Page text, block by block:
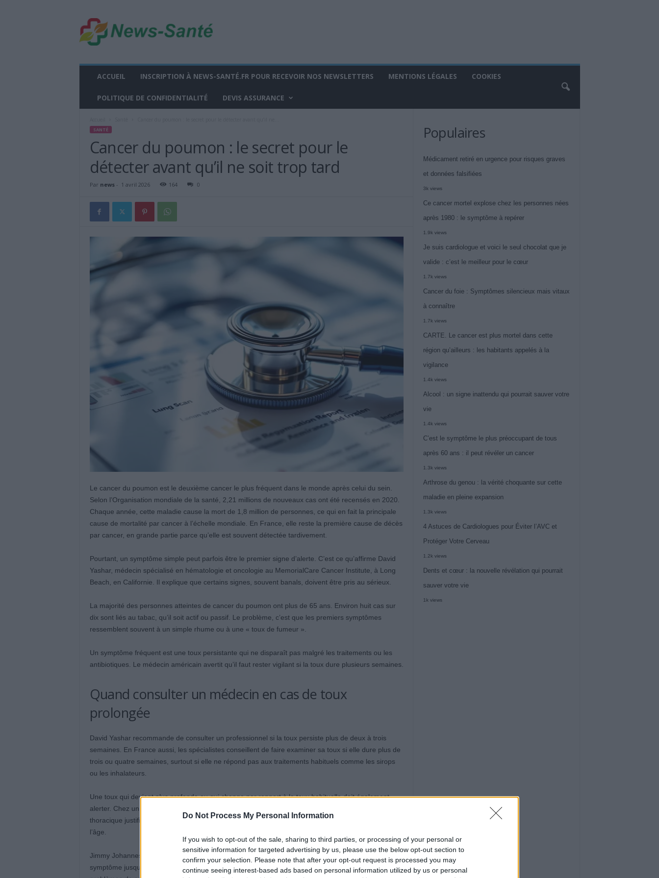
Do Not Process My Personal Information
If you wish to opt-out of the sale, sharing to third parties, or processing of your personal or
sensitive information for targeted advertising by us, please use the below opt-out section to
confirm your selection. Please note that after your opt-out request is processed you may
continue seeing interest-based ads based on personal information utilized by us or personal
w
s
ACCUEIL INSCRIPTION À NEWS-SANTÉ.FR POUR RECEVOIR NOS NEWSLETTERS MENTIONS LÉGALES COOKIES
POLITIQUE DE CONFIDENTIALITÉ DEVIS ASSURANCE
SANTÉ
Cancer du poumon : le secret pour le
détecter avant qu’il ne soit trop tard
Par news- 1 avril 2026 164 0
Le cancer du poumon est le deuxième cancer le plus fréquent dans le monde après celui du sein.
Selon l’Organisation mondiale de la santé, 2,21 millions de nouveaux cas ont été recensés en 2020.
Chaque année, cette maladie cause la mort de 1,8 million de personnes, ce qui en fait la principale
cause de mortalité par cancer à l’échelle mondiale. En France, elle reste la première cause de décès
par cancer, en grande partie parce qu’elle est souvent détectée tardivement.
Pourtant, un symptôme simple peut parfois être le premier signe d’alerte. C’est ce qu’affirme David
Yashar, médecin spécialisé en hématologie et oncologie au MemorialCare Cancer Institute, à Long
Beach, en Californie. Il explique que certains signes, souvent banals, doivent être pris au sérieux.
La majorité des personnes atteintes de cancer du poumon ont plus de 65 ans. Environ huit cas sur
dix sont liés au tabac, qu’il soit actif ou passif. Le problème, c’est que les premiers symptômes
ressemblent souvent à un simple rhume ou à une « toux de fumeur ».
Un symptôme fréquent est une toux persistante qui ne disparaît pas malgré les traitements ou les
antibiotiques. Le médecin américain avertit qu’il faut rester vigilant si la toux dure plusieurs semaines.
Quand consulter un médecin en cas de toux
prolongée
David Yashar recommande de consulter un professionnel si la toux persiste plus de deux à trois
semaines. En France aussi, les spécialistes conseillent de faire examiner sa toux si elle dure plus de
trois ou quatre semaines, surtout si elle ne répond pas aux traitements habituels comme les sirops
ou les inhalateurs.
Une toux qui devient plus profonde ou qui change par rapport à la toux habituelle doit également
alerter. Chez un fumeur, des quintes plus fréquentes, une toux qui le réveille la nuit ou une douleur
thoracique justifient une consultation, même si l’on pense que cela pourrait être dû à la pollution ou à
l’âge.
Jimmy Johannes, pneumologue, souligne que souvent, le cancer du poumon ne présente aucun
symptôme jusqu’à un stade avancé. Les signes peuvent facilement être confondus avec d’autres
Populaires
Médicament retiré en urgence pour risques graves
et données falsifiées
3k views
Ce cancer mortel explose chez les personnes nées
après 1980 : le symptôme à repérer
1.9k views
Je suis cardiologue et voici le seul chocolat que je
valide : c’est le meilleur pour le cœur
1.7k views
Cancer du foie : Symptômes silencieux mais vitaux
à connaître
1.7k views
CARTE. Le cancer est plus mortel dans cette
région qu’ailleurs : les habitants appelés à la
vigilance
1.4k views
Alcool : un signe inattendu qui pourrait sauver votre
vie
1.4k views
C’est le symptôme le plus préoccupant de tous
après 60 ans : il peut révéler un cancer
1.3k views
Arthrose du genou : la vérité choquante sur cette
maladie en pleine expansion
1.3k views
4 Astuces de Cardiologues pour Éviter l’AVC et
Protéger Votre Cerveau
1.2k views
Dents et cœur : la nouvelle révélation qui pourrait
sauver votre vie
1k views